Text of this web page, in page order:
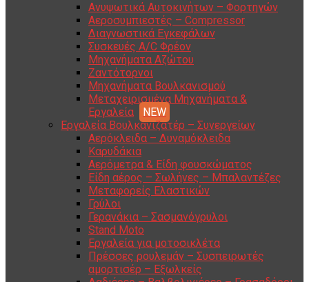
Ανυψωτικά Αυτοκινήτων – Φορτηγών
Αεροσυμπιεστές – Compressor
Διαγνωστικά Εγκεφάλων
Συσκευές A/C Φρέον
Μηχανήματα Αζώτου
Ζαντότορνοι
Μηχανήματα Βουλκανισμού
Μεταχειρισμένα Μηχανήματα &
Εργαλεία
Εργαλεία Βουλκανιζατέρ – Συνεργείων
Αερόκλειδα – Δυναμόκλειδα
Καρυδάκια
Αερόμετρα & Είδη φουσκώματος
Είδη αέρος – Σωλήνες – Μπαλαντέζες
Μεταφορείς Ελαστικών
Γρύλοι
Γερανάκια – Σασμανόγρυλοι
Stand Moto
Εργαλεία για μοτοσικλέτα
Πρέσσες ρουλεμάν – Συσπειρωτές
αμορτισέρ – Εξωλκείς